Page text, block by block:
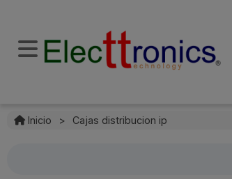
Inicio > Cajas distribucion ip